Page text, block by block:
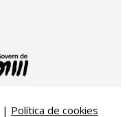
| Política de cookies